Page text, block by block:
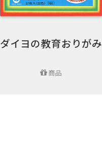
ダイヨの教育おりがみ
商品